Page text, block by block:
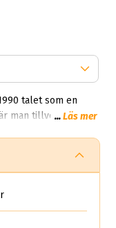
talet som en
man tillverkade
Första gången vi
chockade.
aluminiumhjul
...Läs mer